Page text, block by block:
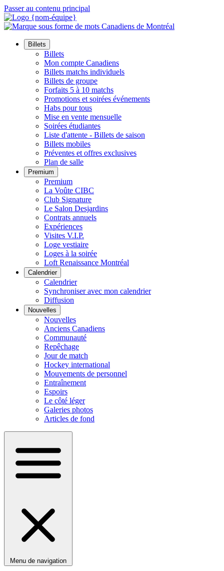
Passer au contenu principal
Billets
Billets
Mon compte Canadiens
Billets matchs individuels
Billets de groupe
Forfaits 5 à 10 matchs
Promotions et soirées événements
Habs pour tous
Mise en vente mensuelle
Soirées étudiantes
Liste d'attente - Billets de saison
Billets mobiles
Préventes et offres exclusives
Plan de salle
Premium
Premium
La Voûte CIBC
Club Signature
Le Salon Desjardins
Contrats annuels
Expériences
Visites V.I.P.
Loge vestiaire
Loges à la soirée
Loft Renaissance Montréal
Calendrier
Calendrier
Synchroniser avec mon calendrier
Diffusion
Nouvelles
Nouvelles
Anciens Canadiens
Communauté
Repêchage
Jour de match
Hockey international
Mouvements de personnel
Entraînement
Espoirs
Le côté léger
Galeries photos
Articles de fond
Menu de navigation